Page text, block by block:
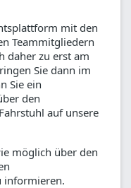
mit den
Teammitgliedern
daher zu erst am
Sie dann im
Sie ein
den
auf unsere
möglich über den
informieren.